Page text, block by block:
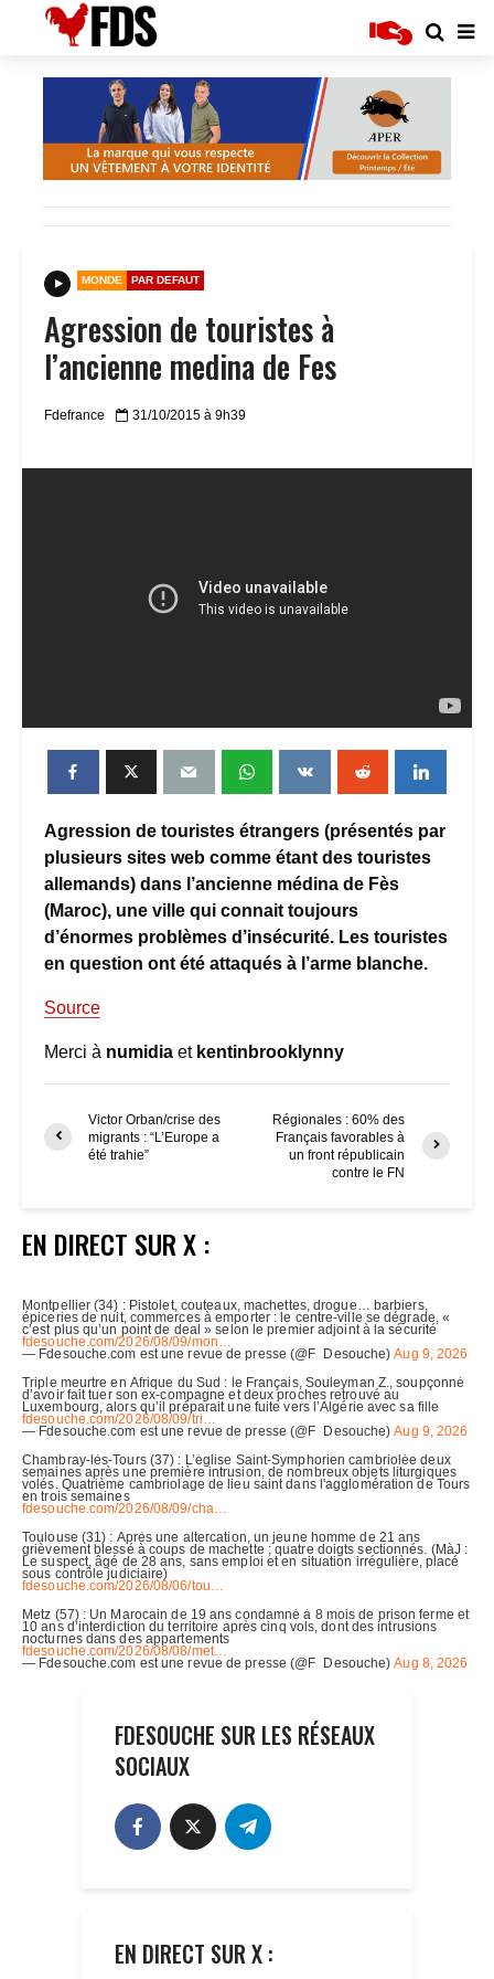
MONDE PAR DEFAUT
Agression de touristes à
l’ancienne medina de Fes
Fdefrance 31/10/2015 à 9h39
Agression de touristes étrangers (présentés par
plusieurs sites web comme étant des touristes
allemands) dans l’ancienne médina de Fès
(Maroc), une ville qui connait toujours
d’énormes problèmes d’insécurité. Les touristes
en question ont été attaqués à l’arme blanche.
Source
Merci à numidia et kentinbrooklynny
Victor Orban/crise des
migrants : “L’Europe a
été trahie”
Régionales : 60% des
Français favorables à
un front républicain
contre le FN
EN DIRECT SUR X :
FDESOUCHE SUR LES RÉSEAUX
SOCIAUX
EN DIRECT SUR X :